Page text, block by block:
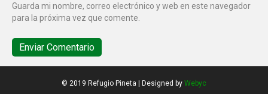
Guarda mi nombre, correo electrónico y web en este navegador
para la próxima vez que comente.
© 2019 Refugio Pineta | Designed by Webyc